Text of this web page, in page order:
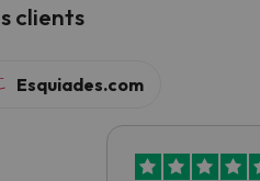
clients
Esquiades.com